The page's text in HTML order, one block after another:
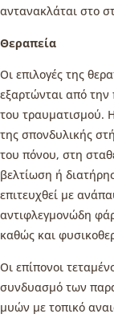
αντανακλάται στο
Θεραπεία
Οι επιλογές της
εξαρτώνται από
του τραυματισμού.
της σπονδυλικής
του πόνου, στη
βελτίωση ή
επιτευχθεί με
αντιφλεγμονώδη
καθώς και
Οι επίπονοι
συνδυασμό των
μυών με τοπικό